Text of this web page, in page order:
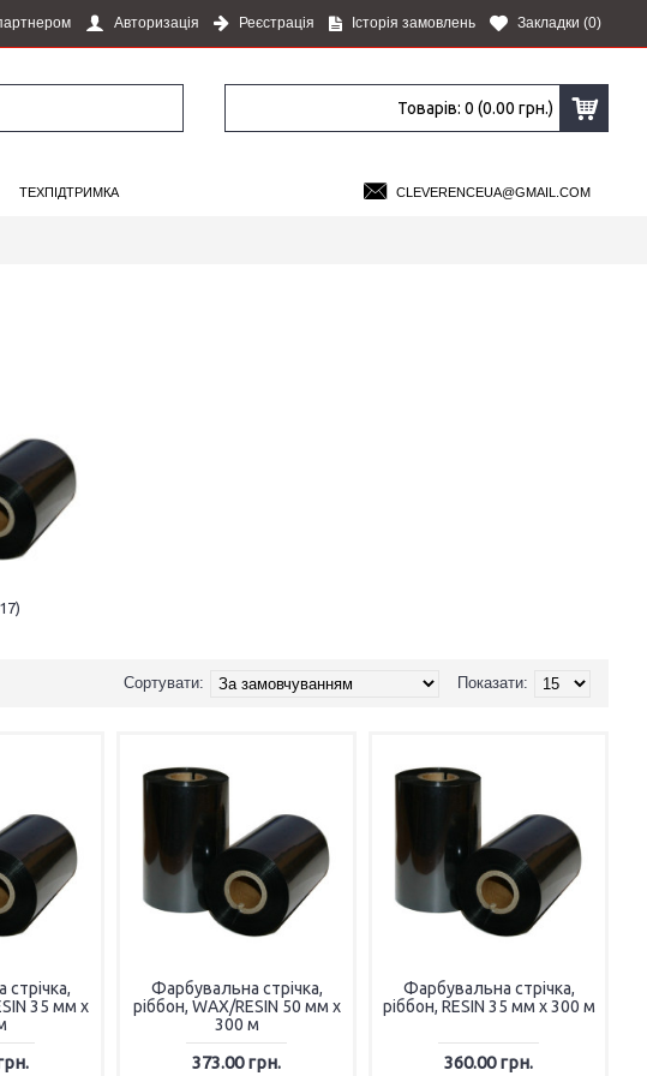
Авторизація Реєстрація Історія замовлень Закладки (0)
Товарів: 0 (0.00 грн.)
ТЕХПІДТРИМКА CLEVERENCEUA@GMAIL.COM
Показати:
Сортувати:
35 мм х
Фарбувальна стрічка,
ріббон, WAX/RESIN 50 мм х
300 м
373.00 грн.
Фарбувальна стрічка,
ріббон, RESIN 35 мм х 300 м
360.00 грн.